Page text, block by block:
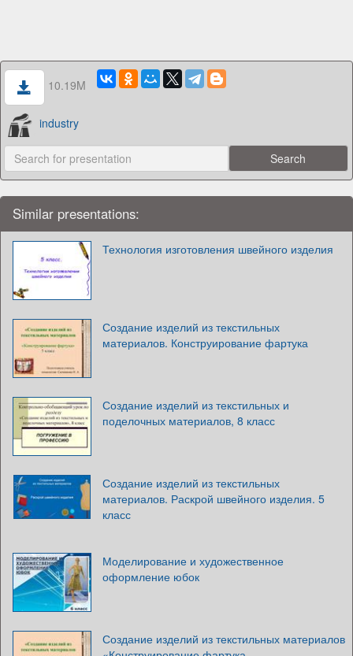
10.19M
industry
Similar presentations:
Технология изготовления швейного изделия
Создание изделий из текстильных
материалов. Конструирование фартука
Создание изделий из текстильных и
поделочных материалов, 8 класс
Создание изделий из текстильных
материалов. Раскрой швейного изделия. 5
класс
Моделирование и художественное
оформление юбок
Создание изделий из текстильных материалов